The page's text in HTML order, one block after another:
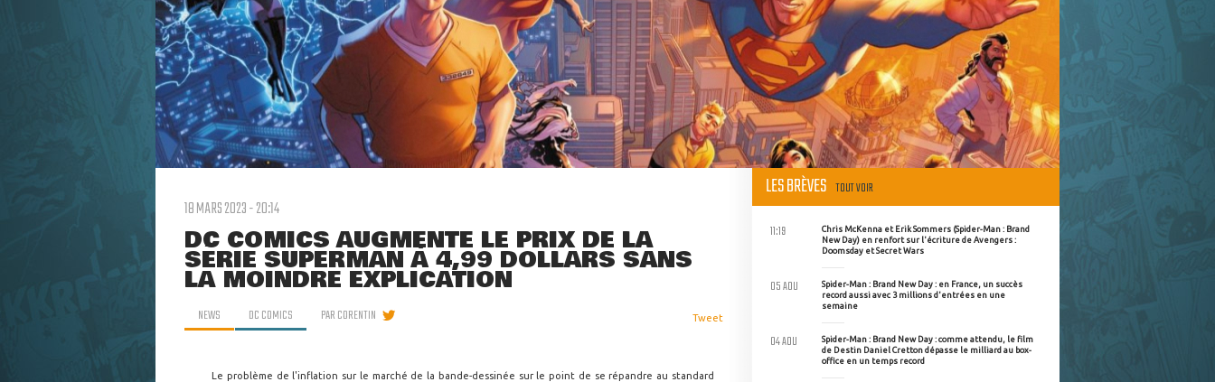
18 MARS 2023 - 20:14
DC COMICS AUGMENTE LE PRIX DE LA
SÉRIE SUPERMAN À 4,99 DOLLARS SANS
LA MOINDRE EXPLICATION
NEWS DC COMICS PARCORENTIN Tweet
Le problème de l'inflation sur le marché de la bande-dessinée sur le point de se répandre au standard
LES BRÈVES TOUT VOIR
Chris McKenna et Erik Sommers (Spider-Man : Brand
New Day) en renfort sur l'écriture de Avengers :
Doomsday et Secret Wars
11:19
Spider-Man : Brand New Day : en France, un succès
record aussi avec 3 millions d'entrées en une
semaine
05 AOU
Spider-Man : Brand New Day : comme attendu, le film
de Destin Daniel Cretton dépasse le milliard au box-
office en un temps record
04 AOU